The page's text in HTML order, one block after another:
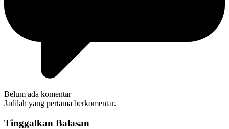
Belum ada komentar
Jadilah yang pertama berkomentar.
Tinggalkan Balasan